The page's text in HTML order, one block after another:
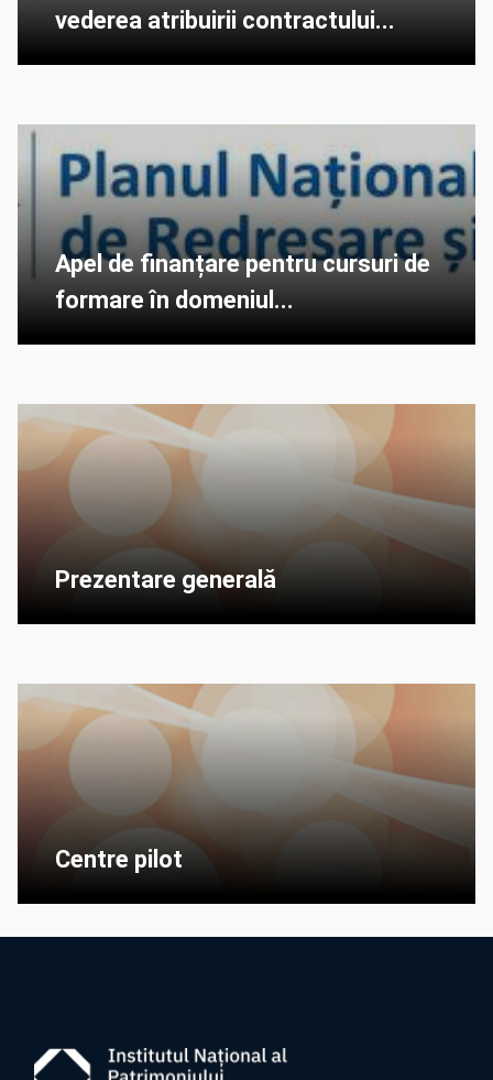
vederea atribuirii contractului...
Apel de finanțare pentru cursuri de
formare în domeniul...
Prezentare generală
Centre pilot